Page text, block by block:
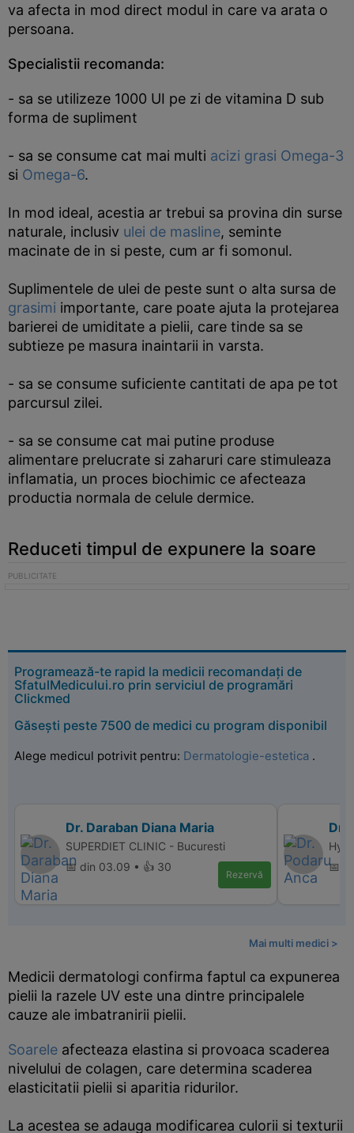
va afecta in mod direct modul in care va arata o
persoana.
Specialistii recomanda:
- sa se utilizeze 1000 UI pe zi de vitamina D sub
forma de supliment
- sa se consume cat mai multi acizi grasi Omega-3
si Omega-6.
In mod ideal, acestia ar trebui sa provina din surse
naturale, inclusiv ulei de masline, seminte
macinate de in si peste, cum ar fi somonul.
Suplimentele de ulei de peste sunt o alta sursa de
grasimi importante, care poate ajuta la protejarea
barierei de umiditate a pielii, care tinde sa se
subtieze pe masura inaintarii in varsta.
- sa se consume suficiente cantitati de apa pe tot
parcursul zilei.
- sa se consume cat mai putine produse
alimentare prelucrate si zaharuri care stimuleaza
inflamatia, un proces biochimic ce afecteaza
productia normala de celule dermice.
Reduceti timpul de expunere la soare
Programează-te rapid la medicii recomandați de
SfatulMedicului.ro prin serviciul de programări
Clickmed
Găsești peste 7500 de medici cu program disponibil
Alege medicul potrivit pentru: Dermatologie-estetica .
Dr. Daraban Diana Maria
SUPERDIET CLINIC - Bucuresti
📅 din 03.09 • 👍 30
Rezervă
Dr.
📅
Mai multi medici >
Medicii dermatologi confirma faptul ca expunerea
pielii la razele UV este una dintre principalele
cauze ale imbatranirii pielii.
Soarele afecteaza elastina si provoaca scaderea
nivelului de colagen, care determina scaderea
elasticitatii pielii si aparitia ridurilor.
La acestea se adauga modificarea culorii si texturii